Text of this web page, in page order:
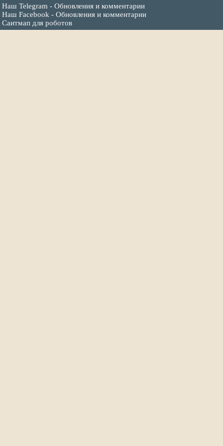
Наш Telegram - Обновления и комментарии
Наш Facebook - Обновления и комментарии
Саитмап для роботов